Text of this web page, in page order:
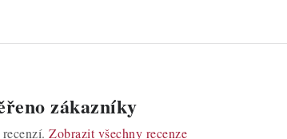
zákazníky
recenzí. Zobrazit všechny recenze